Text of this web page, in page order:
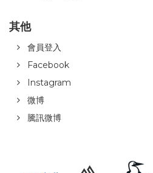
其他
會員登入
Facebook
Instagram
微博
騰訊微博